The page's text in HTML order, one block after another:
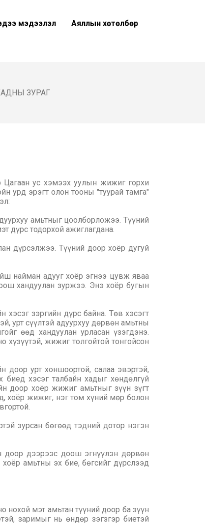
мэдээлэл Аяллын хөтөлбөр
ЗУРАГ
ус хэмээх уулын жижиг горхи
урд эрэгт олон тооны "туурай тамга"
амьтныг цоолборложээ. Түүний
дүрс тодорхой ажиглагдана.
дүрсэлжээ. Түүний доор хоёр дугуй
найман адууг хоёр эгнээ цувж яваа
хандуулан зуржээ. Энэ хоёр бугын
зэргийн дүрс байна. Төв хэсэгт
урт сүүлтэй адуурхуу дөрвөн амьтны
өөд хандуулан урласан үзэгдэнэ.
хүзүүтэй, жижиг толгойтой тонгойсон
доор урт хоншоортой, салаа эвэртэй,
биед хэсэг талбайн хадыг хөндөлгүй
доор хоёр жижиг амьтныг зүүн зүгт
хоёр жижиг, нэг том хүний мөр болон
зурсан бөгөөд тэдний дотор нэгэн
доор дээрээс доош эгнүүлэн дөрвөн
амьтны эх бие, бөгсийг дүрслээд
нохой мэт амьтан түүний доор ба зүүн
заримыг нь өндөр зэгзгэр биетэй